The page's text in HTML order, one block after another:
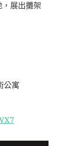
展出攤架
公寓